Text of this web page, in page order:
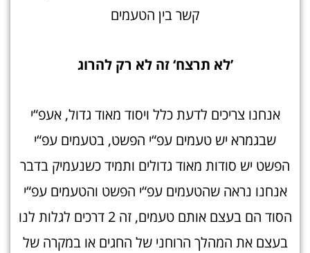
קשר בין הטעמים
’לא תרצח‘ זה לא רק להרוג
אנחנו צריכים לדעת כלל ויסוד מאוד גדול, אעפ“י
שבגמרא יש טעמים עפ“י הפשט, בטעמים עפ“י
הפשט יש סודות מאוד גדולים ותמיד כשנעמיק בדבר
אנחנו נראה שהטעמים עפ“י הפשט והטעמים עפ“י
הסוד הם בעצם אותם טעמים, זה 2 דרכים לגלות לנו
בעצם את המהלך הרוחני של החגים או במקרה של